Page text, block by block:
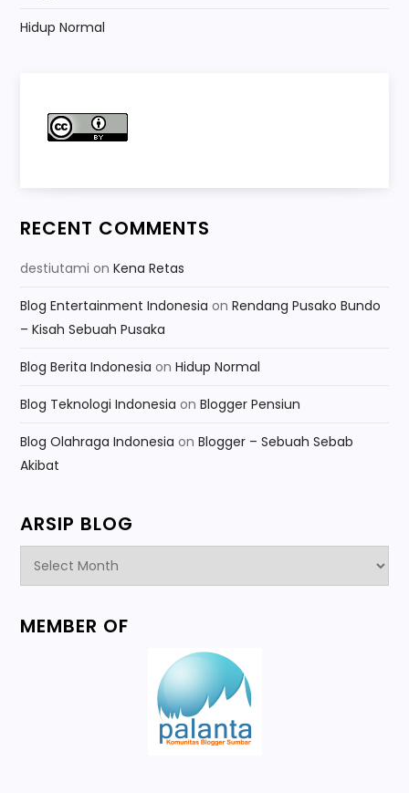
Hidup Normal
RECENT COMMENTS
destiutami onKena Retas
Blog Entertainment Indonesia onRendang Pusako Bundo
– Kisah Sebuah Pusaka
Blog Berita Indonesia onHidup Normal
Blog Teknologi Indonesia onBlogger Pensiun
Blog Olahraga Indonesia onBlogger – Sebuah Sebab
Akibat
ARSIP BLOG
Arsip
MEMBER OF